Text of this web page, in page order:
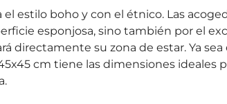
estilo boho y con el étnico. Las
esponjosa, sino también por el
directamente su zona de estar. Ya
cm tiene las dimensiones ideales